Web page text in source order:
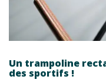
Un trampoline
des sportifs !